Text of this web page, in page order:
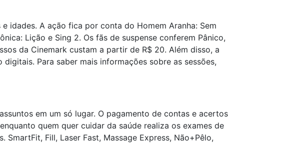
idades. A ação fica por conta do Homem Aranha: Sem
Lição e Sing 2. Os fãs de suspense conferem Pânico,
da Cinemark custam a partir de R$ 20. Além disso, a
Para saber mais informações sobre as sessões,
em um só lugar. O pagamento de contas e acertos
quem quer cuidar da saúde realiza os exames de
Fill, Laser Fast, Massage Express, Não+Pêlo,